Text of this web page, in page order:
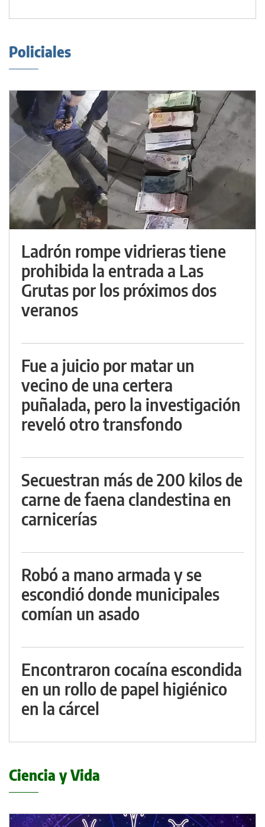
Policiales
Ladrón rompe vidrieras tiene
prohibida la entrada a Las
Grutas por los próximos dos
veranos
Fue a juicio por matar un
vecino de una certera
puñalada, pero la investigación
reveló otro transfondo
Secuestran más de 200 kilos de
carne de faena clandestina en
carnicerías
Robó a mano armada y se
escondió donde municipales
comían un asado
Encontraron cocaína escondida
en un rollo de papel higiénico
en la cárcel
Ciencia y Vida